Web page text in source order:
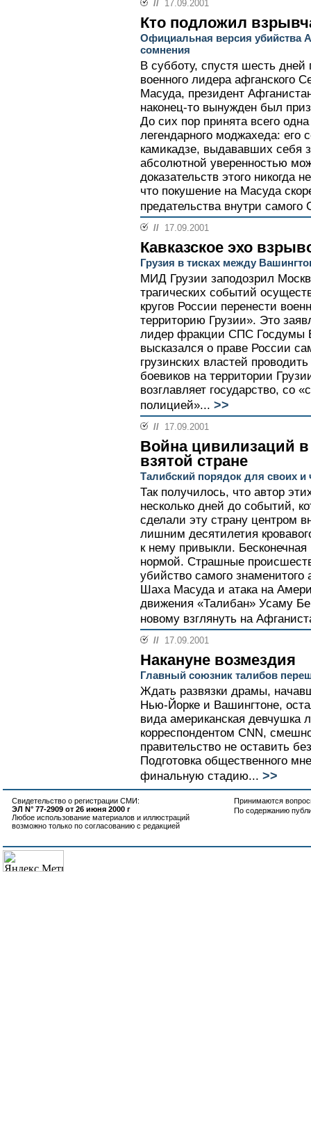
// 17.09.2001
Кто подложил
Официальная версия убийства
сомнения
В субботу, спустя шесть дней
военного лидера афганского
Масуда, президент
наконец-то вынужден был
До сих пор принята всего
легендарного моджахеда: его
камикадзе, выдававших себя
абсолютной уверенностью
доказательств этого никогда
что покушение на Масуда
предательства внутри самого
// 17.09.2001
Кавказское эхо
Грузия в тисках между
МИД Грузии заподозрил
трагических событий
кругов России перенести
территорию Грузии». Это
лидер фракции СПС Госдумы
высказался о праве России
грузинских властей
боевиков на территории
возглавляет государство, со
полицией»... >>
// 17.09.2001
Война цивилизаций
взятой стране
Талибский порядок для своих и
Так получилось, что автор
несколько дней до событий,
сделали эту страну центром
лишним десятилетия
к нему привыкли.
нормой. Страшные
убийство самого
Шаха Масуда и атака на
движения «Талибан» Усаму
новому взглянуть на
// 17.09.2001
Накануне возмездия
Главный союзник талибов
Ждать развязки драмы,
Нью-Йорке и Вашингтоне,
вида американская девчушка
корреспондентом CNN,
правительство не оставить
Подготовка общественного
финальную стадию... >>
Свидетельство о регистрации СМИ:
ЭЛ N° 77-2909 от 26 июня 2000 г
Любое использование материалов и иллюстраций
возможно только по согласованию с редакцией
Принимаются
По содержанию